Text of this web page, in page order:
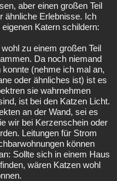
aber einen großen Teil
ähnliche Erlebnisse. Ich
Katern schildern:
zu einem großen Teil
Da noch niemand
(nehme ich mal an,
oder ähnliches ist) ist es
sie wahrnehmen
ist bei den Katzen Licht.
an der Wand, sei es
wir bei Kerzenschein oder
Leitungen für Strom
können
Sollte sich in einem Haus
wären Katzen wohl